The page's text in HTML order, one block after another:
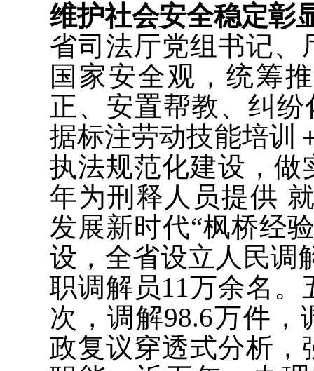
维护社会安全稳定彰
省司法厅党组书记、
国家安全观，统筹
正、安置帮教、纠
据标注劳动技能培训
执法规范化建设，做
年为刑释人员提供
发展新时代“枫桥经
设，全省设立人民调
职调解员11万余名。
次，调解98.6万件，
政复议穿透式分析，